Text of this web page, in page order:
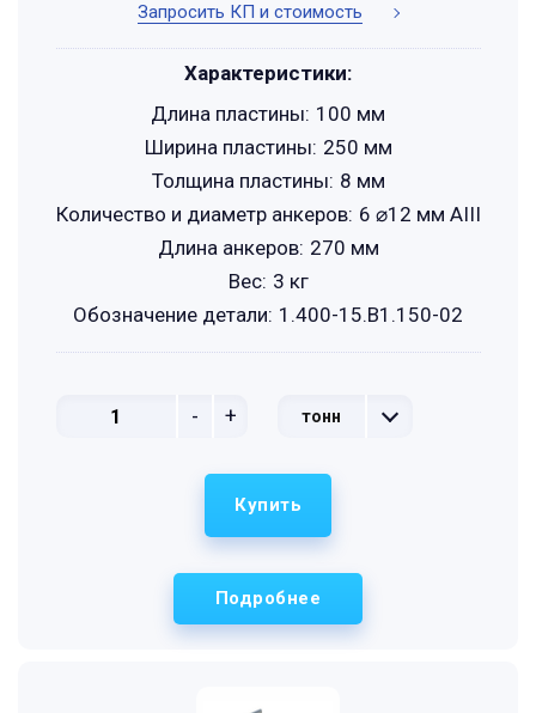
Запросить КП и стоимость
- + тонн
Характеристики:
Длина пластины: 100 мм
Ширина пластины: 250 мм
Толщина пластины: 8 мм
Количество и диаметр анкеров: 6 ⌀12 мм АIII
Длина анкеров: 270 мм
Вес: 3 кг
Обозначение детали: 1.400-15.B1.150-02
Подробнее
Купить